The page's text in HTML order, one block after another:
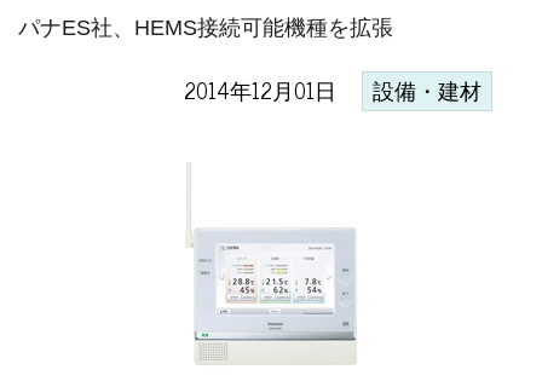
パナES社、HEMS接続可能機種を拡張
2014年12月01日 設備・建材